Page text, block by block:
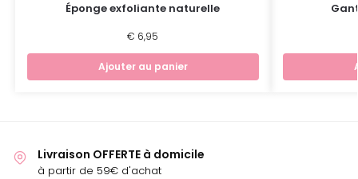
Éponge exfoliante naturelle
€ 6,95
Ajouter au panier
Livraison OFFERTE à domicile
à partir de 59€ d'achat